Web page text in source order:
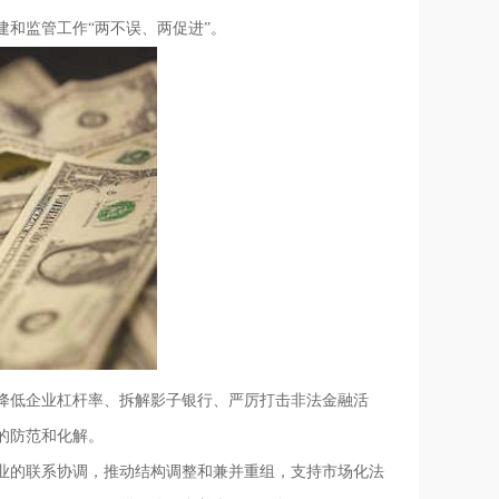
监管工作“两不误、两促进”。
低企业杠杆率、拆解影子银行、严厉打击非法金融活
范和化解。
联系协调，推动结构调整和兼并重组，支持市场化法